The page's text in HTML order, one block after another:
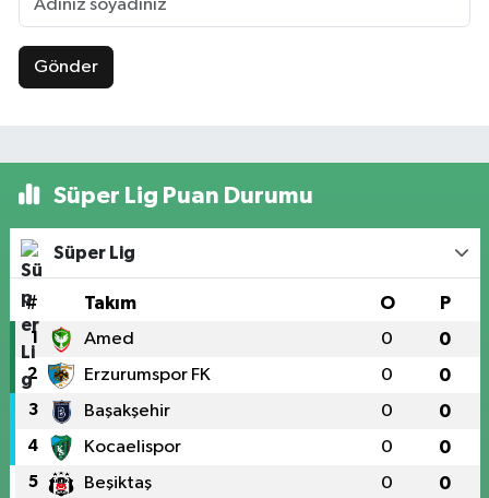
Gönder
Süper Lig Puan Durumu
Süper Lig
# Takım O P
1 Amed 0 0
2 Erzurumspor FK 0 0
3 Başakşehir 0 0
4 Kocaelispor 0 0
5 Beşiktaş 0 0